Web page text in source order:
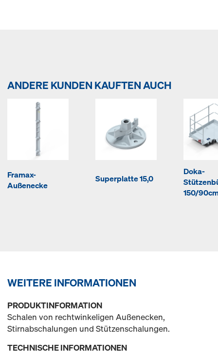
ANDERE KUNDEN KAUFTEN AUCH
Framax-
Außenecke
Superplatte 15,0
Doka-
150/
WEITERE INFORMATIONEN
PRODUKTINFORMATION
Schalen von rechtwinkeligen Außenecken,
Stirnabschalungen und Stützenschalungen.
TECHNISCHE INFORMATIONEN